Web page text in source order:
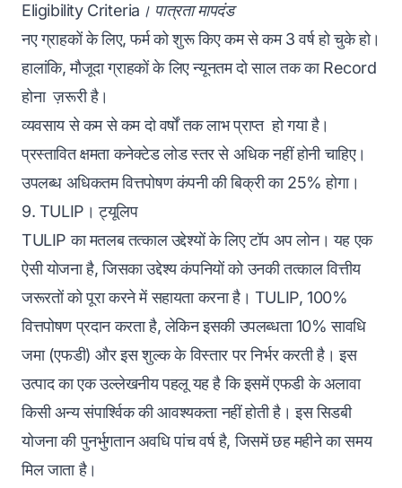
Eligibility Criteria। पात्रता मापदंड
नए ग्राहकों के लिए, फर्म को शुरू किए कम से कम 3 वर्ष हो चुके हो।
हालांकि, मौजूदा ग्राहकों के लिए न्यूनतम दो साल तक का Record
होना ज़रूरी है।
व्यवसाय से कम से कम दो वर्षों तक लाभ प्राप्त हो गया है।
प्रस्तावित क्षमता कनेक्टेड लोड स्तर से अधिक नहीं होनी चाहिए।
उपलब्ध अधिकतम वित्तपोषण कंपनी की बिक्री का 25% होगा।
9. TULIP। ट्यूलिप
TULIP का मतलब तत्काल उद्देश्यों के लिए टॉप अप लोन। यह एक
ऐसी योजना है, जिसका उद्देश्य कंपनियों को उनकी तत्काल वित्तीय
जरूरतों को पूरा करने में सहायता करना है। TULIP, 100%
वित्तपोषण प्रदान करता है, लेकिन इसकी उपलब्धता 10% सावधि
जमा (एफडी) और इस शुल्क के विस्तार पर निर्भर करती है। इस
उत्पाद का एक उल्लेखनीय पहलू यह है कि इसमें एफडी के अलावा
किसी अन्य संपार्श्विक की आवश्यकता नहीं होती है। इस सिडबी
योजना की पुनर्भुगतान अवधि पांच वर्ष है, जिसमें छह महीने का समय
मिल जाता है।